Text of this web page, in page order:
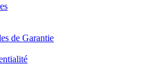
de Garantie